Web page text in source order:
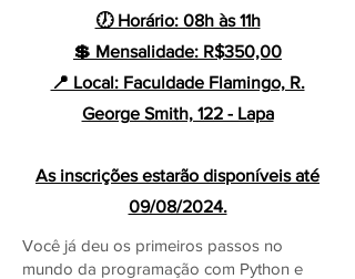
🕖 Horário: 08h às 11h
💲 Mensalidade: R$350,00
📍 Local: Faculdade Flamingo, R.
George Smith, 122 - Lapa
As inscrições estarão disponíveis até
09/08/2024.
Você já deu os primeiros passos no
mundo da programação com Python e